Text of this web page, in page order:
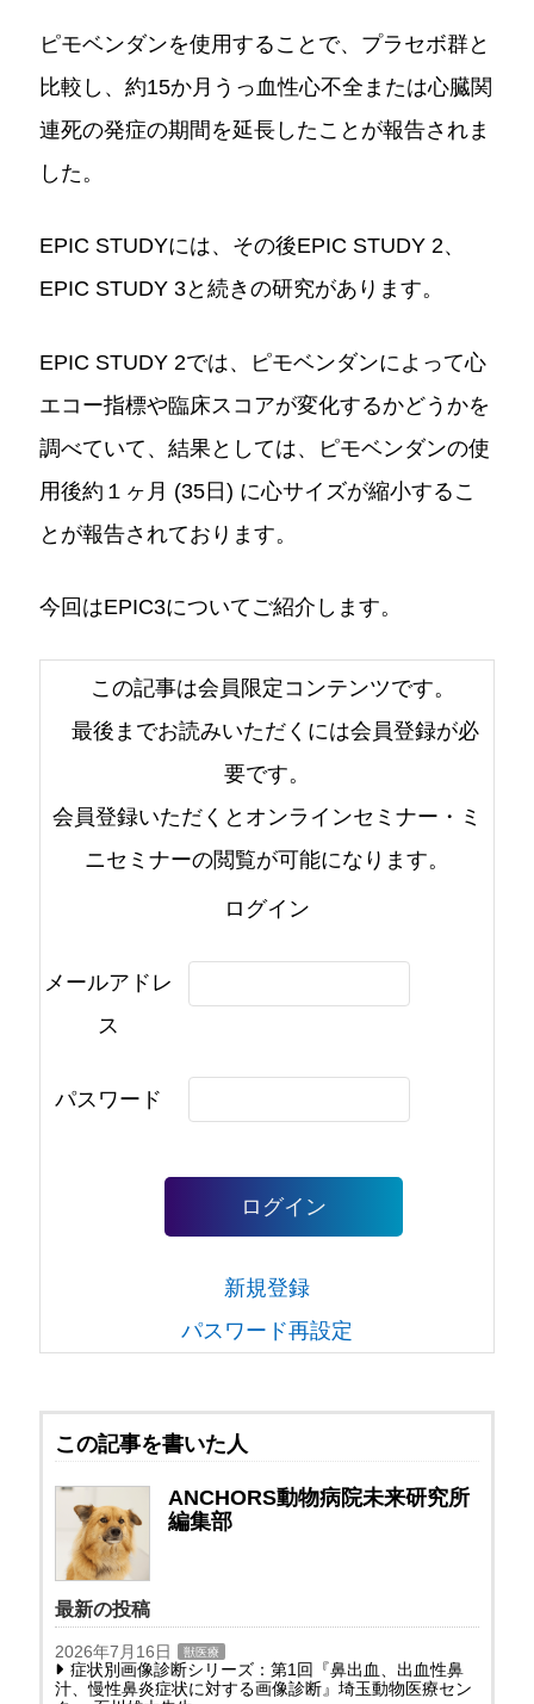
ピモベンダンを使用することで、プラセボ群と
比較し、約15か月うっ血性心不全または心臓関
連死の発症の期間を延長したことが報告されま
した。
EPIC STUDYには、その後EPIC STUDY 2、
EPIC STUDY 3と続きの研究があります。
EPIC STUDY 2では、ピモベンダンによって心
エコー指標や臨床スコアが変化するかどうかを
調べていて、結果としては、ピモベンダンの使
用後約１ヶ月 (35日) に心サイズが縮小するこ
とが報告されております。
今回はEPIC3についてご紹介します。
この記事は会員限定コンテンツです。
最後までお読みいただくには会員登録が必
要です。
会員登録いただくとオンラインセミナー・ミ
ニセミナーの閲覧が可能になります。
ログイン
メールアドレ
ス
パスワード
ログイン
新規登録
パスワード再設定
この記事を書いた人
ANCHORS動物病院未来研究所
編集部
最新の投稿
2026年7月16日 獣医療
症状別画像診断シリーズ：第1回『鼻出血、出血性鼻
汁、慢性鼻炎症状に対する画像診断』埼玉動物医療セン